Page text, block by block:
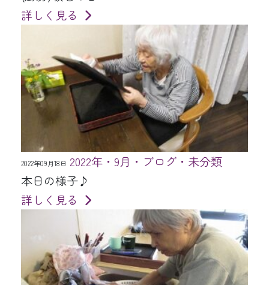
詳しく見る
2022年09月18日 2022年・9月・ブログ・未分類
本日の様子♪
詳しく見る